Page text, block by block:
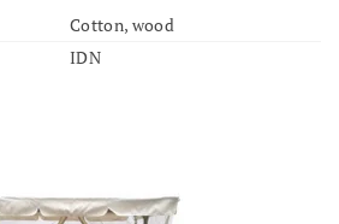
Cotton, wood
IDN